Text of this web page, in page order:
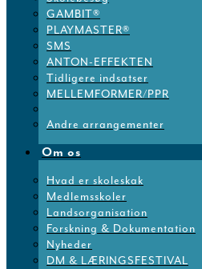
GAMBIT®
PLAYMASTER®
SMS
ANTON-EFFEKTEN
Tidligere indsatser
MELLEMFORMER/PPR
Andre arrangementer
Om os
Hvad er skoleskak
Medlemsskoler
Landsorganisation
Forskning & Dokumentation
Nyheder
DM & LÆRINGSFESTIVAL